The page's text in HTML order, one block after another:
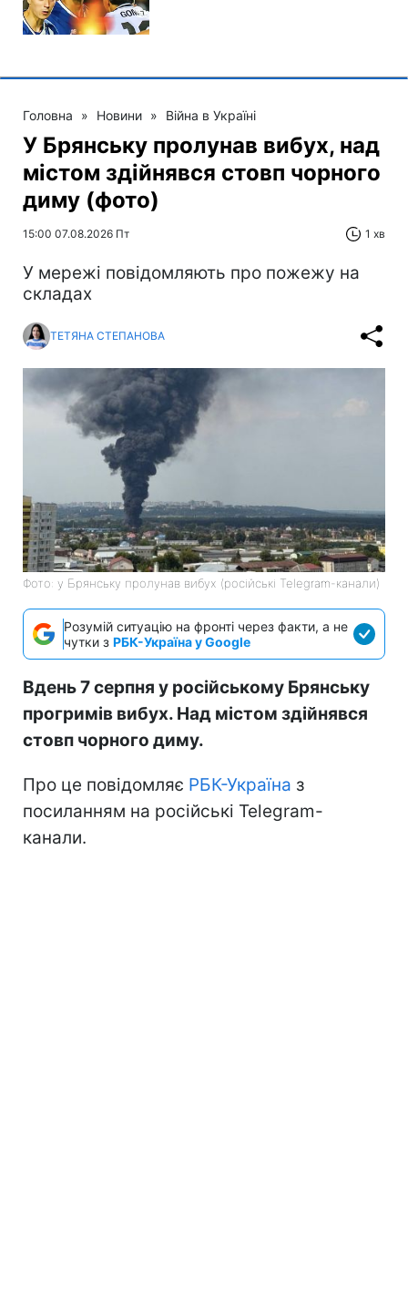
Головна » Новини » Війна в Україні
У Брянську пролунав вибух, над
містом здійнявся стовп чорного
диму (фото)
15:00 07.08.2026 Пт 1 хв
У мережі повідомляють про пожежу на
складах
ТЕТЯНА СТЕПАНОВА
Фото: у Брянську пролунав вибух (російські Telegram-канали)
Розумій ситуацію на фронті через факти, а не
чутки з РБК-Україна у Google
Вдень 7 серпня у російському Брянську
прогримів вибух. Над містом здійнявся
стовп чорного диму.
Про це повідомляє РБК-Україна з
посиланням на російські Telegram-
канали.